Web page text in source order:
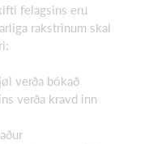
felagsins eru
rakstrinum skal
verða bókað
verða kravd inn